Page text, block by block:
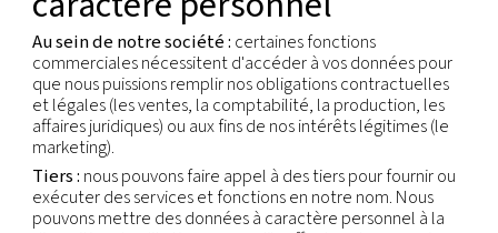
soumis à la Politique de confidentialité des
Responsable du
Le responsable du traitement de vos données
société qui collecte initialement vos données et
des finalités et moyens d'utilisation de vos